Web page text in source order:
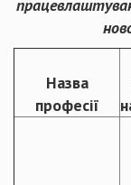
Назва
професії